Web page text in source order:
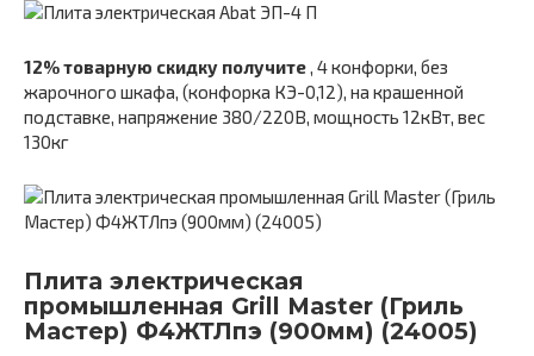
12% товарную скидку получите, 4 конфорки, без
жарочного шкафа, (конфорка КЭ-0,12), на крашенной
подставке, напряжение 380/220В, мощность 12кВт, вес
130кг
Плита электрическая
промышленная Grill Master (Гриль
Мастер) Ф4ЖТЛпэ (900мм) (24005)